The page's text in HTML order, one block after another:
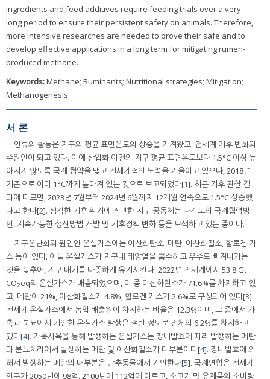
ingredients and feed additives require feeding trials over a very
long period to ensure their persistent safety on animals. Therefore,
more intensive researches are needed to prove their safe and to
develop effective applications in a long term for mitigating rumen-
produced methane.
Keywords:Methane; Ruminants; Nutritional strategies; Mitigation;
Methanogenesis
서 론
인류의 활동은 지구의 평균 표면온도의 상승을 가져왔고, 전세계 기후 변화의
주원인이 되고 있다. 이에 산업화 이전의 지구 평균 표면온도보다 1.5°C 이상 높
아지지 않도록 국제 협약을 맺고 전세계적인 노력을 기울이고 있으나, 2018년
기준으로 이미 1°C까지 높아져 있는 것으로 보고되었다[1]. 최근 기후 관찰 결
과에 따르면, 2023년 7월부터 2024년 6월까지 12개월 연속으로 1.5°C 상승했
다고 한다[2]. 심각한 기후 위기에 직면한 지구 공동체는 다각도의 국제협력방
안, 지속가능한 생산방법 개발 및 기후정책 변화 등을 모색하고 있는 중이다.
지구온난화의 원인인 온실가스에는 이산화탄소, 메탄, 아산화질소, 할로겐 가
스 등이 있다. 이들 온실가스가 지구내 태양열을 흡수하고 우주로 빠져나가는
것을 늦추어, 지구 대기를 따뜻하게 유지시킨다. 2022년 전세계에서 53.8 Gt
CO2eq의 온실가스가 배출되었으며, 이 중 이산화탄소가 71.6%를 차지하고 있
고, 메탄이 21%, 아산화질소가 4.8%, 할로겐 가스가 2.6%로 구성되어 있다[3].
전세계 온실가스에서 농업 배출원이 차지하는 비율은 12.3%이며, 그 중에서 가
축과 분뇨에서 기인한 온실가스 발생은 절반 정도로 전체의 6.2%를 차지하고
있다[4]. 가축사육을 통해 발생하는 온실가스는 장내발효에 따라 발생하는 메탄
과 분뇨처리에서 발생하는 메탄 및 아산화질소가 대부분이다[4]. 장내발효에 의
해서 발생하는 메탄의 대부분은 반추동물에서 기인한다[5]. 국제연합은 전세계
인구가 2050년에 98억, 2100년에 112억에 이르고, 소고기 및 유제품의 소비량